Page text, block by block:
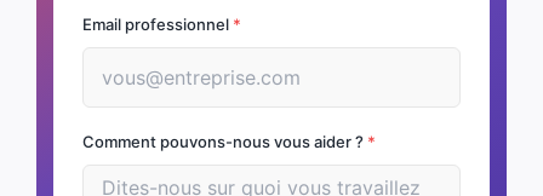
Email professionnel *
Comment pouvons-nous vous aider ? *